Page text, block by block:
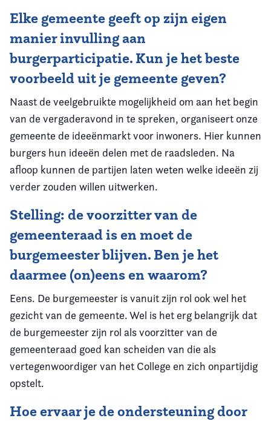
Elke gemeente geeft op zijn eigen
manier invulling aan
burgerparticipatie. Kun je het beste
voorbeeld uit je gemeente geven?
Naast de veelgebruikte mogelijkheid om aan het begin
van de vergaderavond in te spreken, organiseert onze
gemeente de ideeënmarkt voor inwoners. Hier kunnen
burgers hun ideeën delen met de raadsleden. Na
afloop kunnen de partijen laten weten welke ideeën zij
verder zouden willen uitwerken.
Stelling: de voorzitter van de
gemeenteraad is en moet de
burgemeester blijven. Ben je het
daarmee (on)eens en waarom?
Eens. De burgemeester is vanuit zijn rol ook wel het
gezicht van de gemeente. Wel is het erg belangrijk dat
de burgemeester zijn rol als voorzitter van de
gemeenteraad goed kan scheiden van die als
vertegenwoordiger van het College en zich onpartijdig
opstelt.
Hoe ervaar je de ondersteuning door